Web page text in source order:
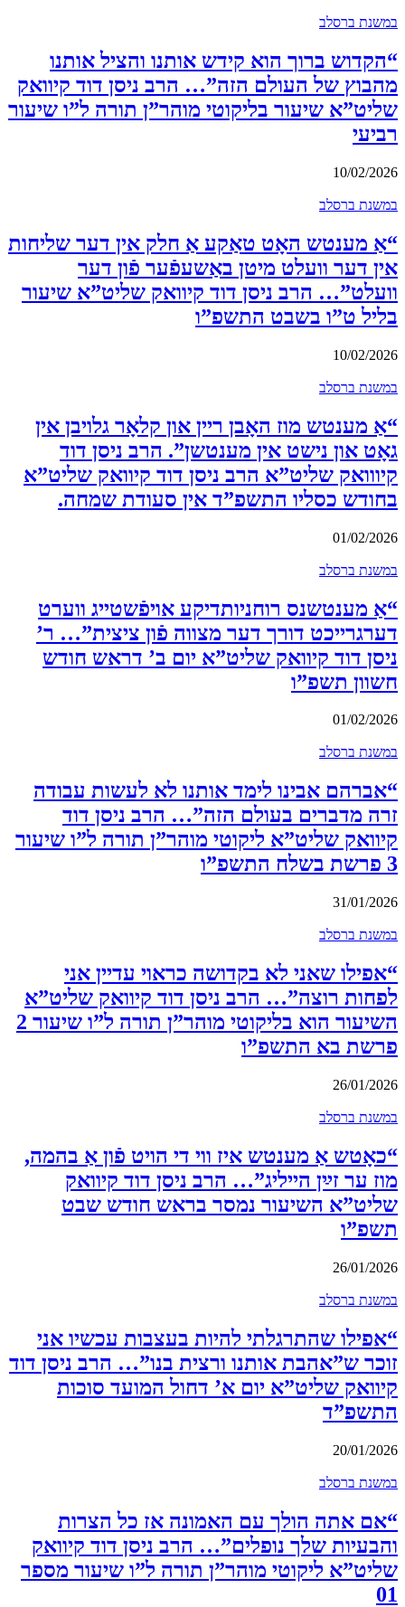
במשנת ברסלב
“הקדוש ברוך הוא קידש אותנו והציל אותנו
מהבוץ של העולם הזה”… הרב ניסן דוד קיוואק
שליט”א שיעור בליקוטי מוהר”ן תורה ל”ו שיעור
רביעי
10/02/2026
במשנת ברסלב
“אַ מענטש האָט טאַקע אַ חלק אין דער שליחות
אין דער וועלט מיטן באַשעפֿער פֿון דער
וועלט”… הרב ניסן דוד קיוואק שליט”א שיעור
בליל ט”ו בשבט התשפ”ו
10/02/2026
במשנת ברסלב
“אַ מענטש מוז האָבן ריין און קלאָר גלויבן אין
גאָט און נישט אין מענטשן”. הרב ניסן דוד
קיווואק שליט”א הרב ניסן דוד קיוואק שליט”א
בחודש כסליו התשפ”ד אין סעודת שמחה.
01/02/2026
במשנת ברסלב
“אַ מענטשנס רוחניותדיקע אויפֿשטייג ווערט
דערגרייכט דורך דער מצווה פֿון ציצית”… ר’
ניסן דוד קיוואק שליט”א יום ב’ דראש חודש
חשוון תשפ”ו
01/02/2026
במשנת ברסלב
“אברהם אבינו לימד אותנו לא לעשות עבודה
זרה מדברים בעולם הזה”… הרב ניסן דוד
קיוואק שליט”א ליקוטי מוהר”ן תורה ל”ו שיעור
3 פרשת בשלח התשפ”ו
31/01/2026
במשנת ברסלב
“אפילו שאני לא בקדושה כראוי עדיין אני
לפחות רוצה”… הרב ניסן דוד קיוואק שליט”א
השיעור הוא בליקוטי מוהר”ן תורה ל”ו שיעור 2
פרשת בא התשפ”ו
26/01/2026
במשנת ברסלב
“כאָטש אַ מענטש איז ווי די הויט פֿון אַ בהמה,
מוז ער זײַן הייליג”… הרב ניסן דוד קיוואק
שליט”א השיעור נמסר בראש חודש שבט
תשפ”ו
26/01/2026
במשנת ברסלב
“אפילו שהתרגלתי להיות בעצבות עכשיו אני
זוכר ש”אהבת אותנו ורצית בנו”… הרב ניסן דוד
קיוואק שליט”א יום א’ דחול המועד סוכות
התשפ”ד
20/01/2026
במשנת ברסלב
“אם אתה הולך עם האמונה אז כל הצרות
והבעיות שלך נופלים”… הרב ניסן דוד קיוואק
שליט”א ליקוטי מוהר”ן תורה ל”ו שיעור מספר
01